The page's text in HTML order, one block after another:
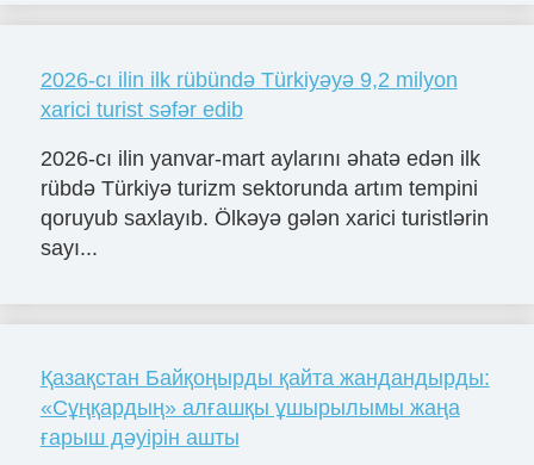
2026-cı ilin ilk rübündə Türkiyəyə 9,2 milyon
xarici turist səfər edib
2026-cı ilin yanvar-mart aylarını əhatə edən ilk
rübdə Türkiyə turizm sektorunda artım tempini
qoruyub saxlayıb. Ölkəyə gələn xarici turistlərin
sayı...
Қазақстан Байқоңырды қайта жандандырды:
«Сұңқардың» алғашқы ұшырылымы жаңа
ғарыш дәуірін ашты